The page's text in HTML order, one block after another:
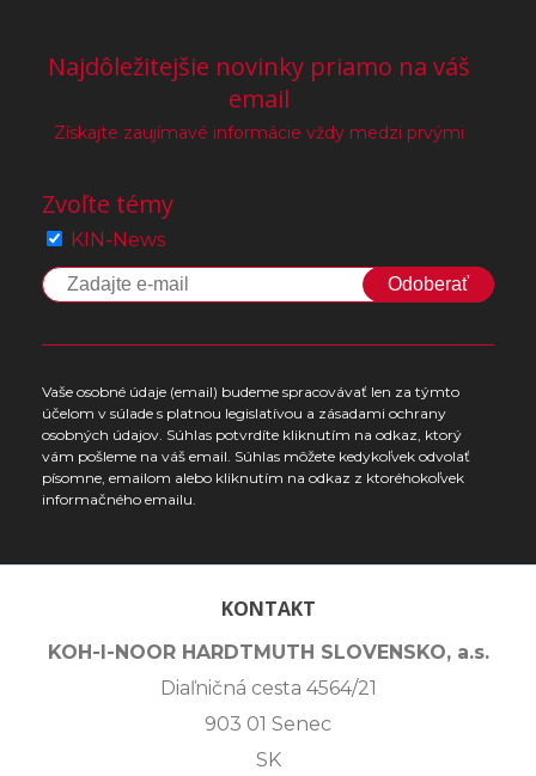
Najdôležitejšie novinky priamo na váš
email
Získajte zaujímavé informácie vždy medzi prvými
Zvoľte témy
KIN-News
Odoberať
Vaše osobné údaje (email) budeme spracovávať len za týmto
účelom v súlade s platnou legislatívou a zásadami ochrany
osobných údajov. Súhlas potvrdíte kliknutím na odkaz, ktorý
vám pošleme na váš email. Súhlas môžete kedykoľvek odvolať
písomne, emailom alebo kliknutím na odkaz z ktoréhokoľvek
informačného emailu.
KONTAKT
KOH-I-NOOR HARDTMUTH SLOVENSKO, a.s.
Diaľničná cesta 4564/21
903 01 Senec
SK